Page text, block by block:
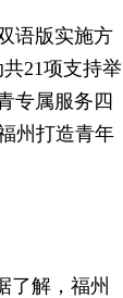
语版实施方
21项支持举
专属服务四
州打造青年
了解，福州